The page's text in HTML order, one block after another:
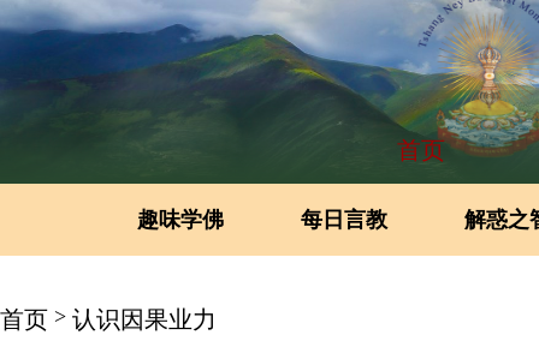
首页
趣味学佛 每日言教 解惑之
首页 > 认识因果业力